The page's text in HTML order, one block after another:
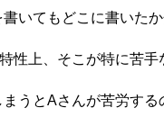
いてもどこに書いた
性上、そこが特に苦手
うとAさんが苦労する